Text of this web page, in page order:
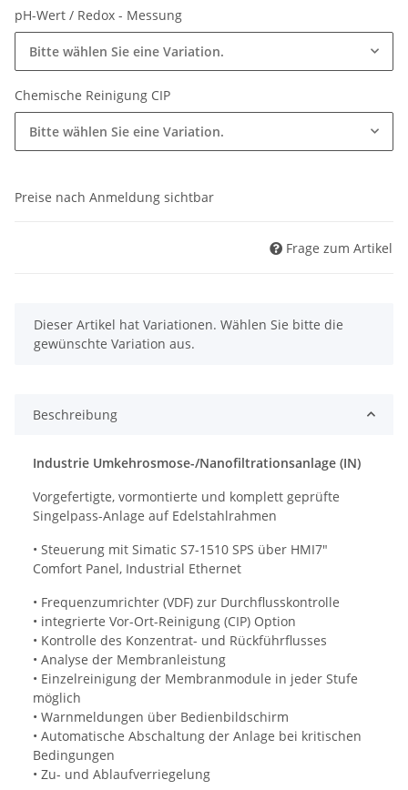
pH-Wert / Redox - Messung
Bitte wählen Sie eine Variation.
Chemische Reinigung CIP
Bitte wählen Sie eine Variation.
Preise nach Anmeldung sichtbar
Frage zum Artikel
x
Dieser Artikel hat Variationen. Wählen Sie bitte die
gewünschte Variation aus.
Beschreibung
Industrie Umkehrosmose-/Nanofiltrationsanlage (IN)
Vorgefertigte, vormontierte und komplett geprüfte
Singelpass-Anlage auf Edelstahlrahmen
• Steuerung mit Simatic S7-1510 SPS über HMI7"
Comfort Panel, Industrial Ethernet
• Frequenzumrichter (VDF) zur Durchflusskontrolle
• integrierte Vor-Ort-Reinigung (CIP) Option
• Kontrolle des Konzentrat- und Rückführflusses
• Analyse der Membranleistung
• Einzelreinigung der Membranmodule in jeder Stufe
möglich
• Warnmeldungen über Bedienbildschirm
• Automatische Abschaltung der Anlage bei kritischen
Bedingungen
• Zu- und Ablaufverriegelung